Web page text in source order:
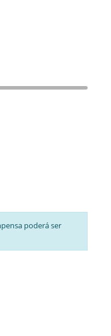
poderá ser